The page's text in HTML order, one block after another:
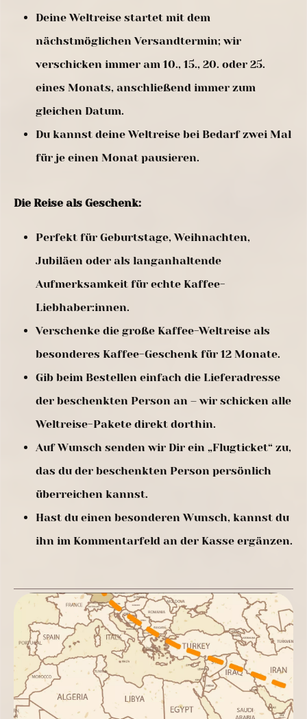
Deine Weltreise startet mit dem
nächstmöglichen Versandtermin; wir
verschicken immer am 10., 15., 20. oder 25.
eines Monats, anschließend immer zum
gleichen Datum.
Du kannst deine Weltreise bei Bedarf zwei Mal
für je einen Monat pausieren.
Die Reise als Geschenk:
Perfekt für Geburtstage, Weihnachten,
Jubiläen oder als langanhaltende
Aufmerksamkeit für echte Kaffee-
Liebhaber:innen.
Verschenke die große Kaffee-Weltreise als
besonderes Kaffee-Geschenk für 12 Monate.
Gib beim Bestellen einfach die Lieferadresse
der beschenkten Person an – wir schicken alle
Weltreise-Pakete direkt dorthin.
Auf Wunsch senden wir Dir ein „Flugticket“ zu,
das du der beschenkten Person persönlich
überreichen kannst.
Hast du einen besonderen Wunsch, kannst du
ihn im Kommentarfeld an der Kasse ergänzen.